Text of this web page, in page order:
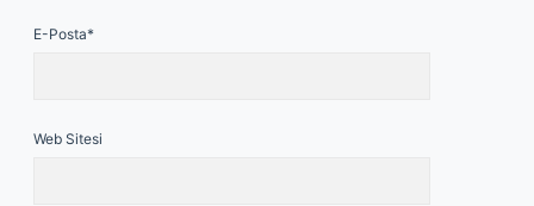
E-Posta*
Web Sitesi